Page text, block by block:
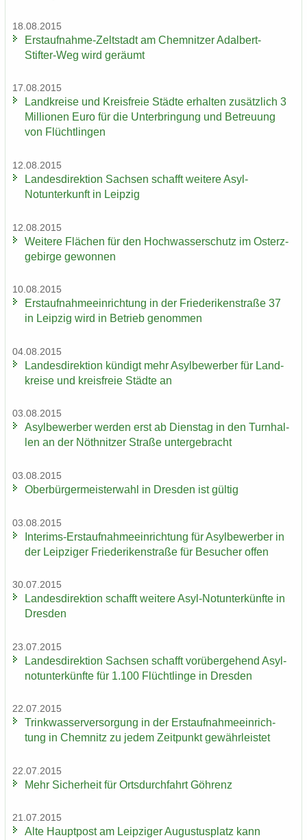
18.08.2015
Erstaufnahme-​Zeltstadt am Chem­nit­zer Adalbert-​
Stifter-Weg wird ge­räumt
17.08.2015
Land­krei­se und Kreis­freie Städ­te er­hal­ten zu­sätz­lich 3
Mil­lio­nen Euro für die Un­ter­brin­gung und Be­treu­ung
von Flücht­lin­gen
12.08.2015
Lan­des­di­rek­ti­on Sach­sen schafft wei­te­re Asyl-​
Notunterkunft in Leip­zig
12.08.2015
Wei­te­re Flä­chen für den Hoch­was­ser­schutz im Ost­erz­
ge­bir­ge ge­won­nen
10.08.2015
Erst­auf­nah­me­ein­rich­tung in der Frie­de­ri­ken­stra­ße 37
in Leip­zig wird in Be­trieb ge­nom­men
04.08.2015
Lan­des­di­rek­ti­on kün­digt mehr Asyl­be­wer­ber für Land­
krei­se und kreis­freie Städ­te an
03.08.2015
Asyl­be­wer­ber wer­den erst ab Diens­tag in den Turn­hal­
len an der Nö­th­nit­zer Stra­ße un­ter­ge­bracht
03.08.2015
Ober­bür­ger­meis­ter­wahl in Dres­den ist gül­tig
03.08.2015
Interims-​Erstaufnahmeeinrichtung für Asyl­be­wer­ber in
der Leip­zi­ger Frie­de­ri­ken­stra­ße für Be­su­cher offen
30.07.2015
Lan­des­di­rek­ti­on schafft wei­te­re Asyl-​Notunterkünfte in
Dres­den
23.07.2015
Lan­des­di­rek­ti­on Sach­sen schafft vor­über­ge­hend Asyl­
not­un­ter­künf­te für 1.100 Flücht­lin­ge in Dres­den
22.07.2015
Trink­was­ser­ver­sor­gung in der Erst­auf­nah­me­ein­rich­
tung in Chem­nitz zu jedem Zeit­punkt ge­währ­leis­tet
22.07.2015
Mehr Si­cher­heit für Orts­durch­fahrt Göh­renz
21.07.2015
Alte Haupt­post am Leip­zi­ger Au­gus­tus­platz kann